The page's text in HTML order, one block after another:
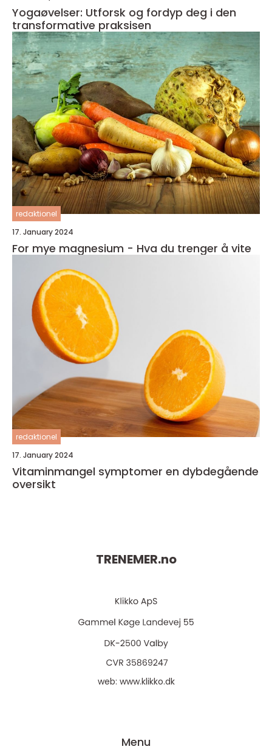
Yogaøvelser: Utforsk og fordyp deg i den
transformative praksisen
redaktionel
17. January 2024
For mye magnesium - Hva du trenger å vite
redaktionel
17. January 2024
Vitaminmangel symptomer en dybdegående
oversikt
TRENEMER.no
web: www.klikko.dk
Menu